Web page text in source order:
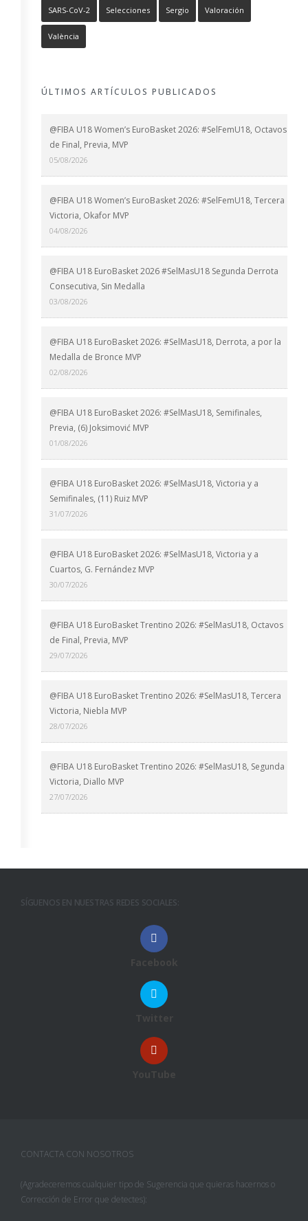
SARS-CoV-2 Selecciones Sergio Valoración
València
ÚLTIMOS ARTÍCULOS PUBLICADOS
@FIBA U18 Women’s EuroBasket 2026: #SelFemU18, Octavos
de Final, Previa, MVP
05/08/2026
@FIBA U18 Women’s EuroBasket 2026: #SelFemU18, Tercera
Victoria, Okafor MVP
04/08/2026
@FIBA U18 EuroBasket 2026 #SelMasU18 Segunda Derrota
Consecutiva, Sin Medalla
03/08/2026
@FIBA U18 EuroBasket 2026: #SelMasU18, Derrota, a por la
Medalla de Bronce MVP
02/08/2026
@FIBA U18 EuroBasket 2026: #SelMasU18, Semifinales,
Previa, (6) Joksimović MVP
01/08/2026
@FIBA U18 EuroBasket 2026: #SelMasU18, Victoria y a
Semifinales, (11) Ruiz MVP
31/07/2026
@FIBA U18 EuroBasket 2026: #SelMasU18, Victoria y a
Cuartos, G. Fernández MVP
30/07/2026
@FIBA U18 EuroBasket Trentino 2026: #SelMasU18, Octavos
de Final, Previa, MVP
29/07/2026
@FIBA U18 EuroBasket Trentino 2026: #SelMasU18, Tercera
Victoria, Niebla MVP
28/07/2026
@FIBA U18 EuroBasket Trentino 2026: #SelMasU18, Segunda
Victoria, Diallo MVP
27/07/2026
SÍGUENOS EN NUESTRAS REDES SOCIALES:
Facebook
Twitter
YouTube
CONTACTA CON NOSOTROS
(Agradeceremos cualquier tipo de Sugerencia que quieras hacernos o
Corrección de Error que detectes):